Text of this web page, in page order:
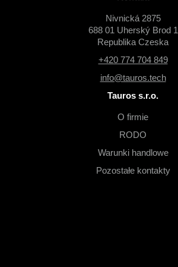
Nivnická 2875
688 01 Uherský Brod 1
Republika Czeska
+420 774 704 849
info@tauros.tech
Tauros s.r.o.
O firmie
RODO
Warunki handlowe
Pozostałe kontakty